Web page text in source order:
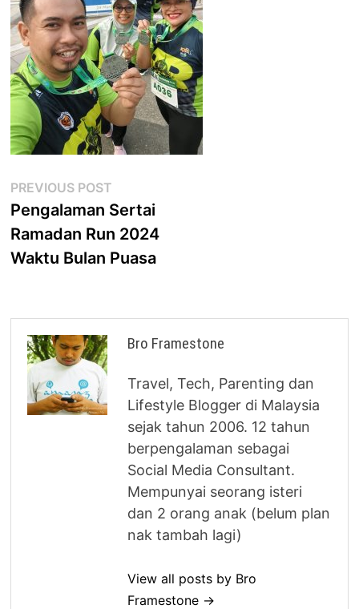
Post
navigation
PREVIOUS POST
post:
Pengalaman Sertai
Ramadan Run 2024
Waktu Bulan Puasa
Bro Framestone
Travel, Tech, Parenting dan
Lifestyle Blogger di Malaysia
sejak tahun 2006. 12 tahun
berpengalaman sebagai
Social Media Consultant.
Mempunyai seorang isteri
dan 2 orang anak (belum plan
nak tambah lagi)
View all posts by Bro
Framestone →